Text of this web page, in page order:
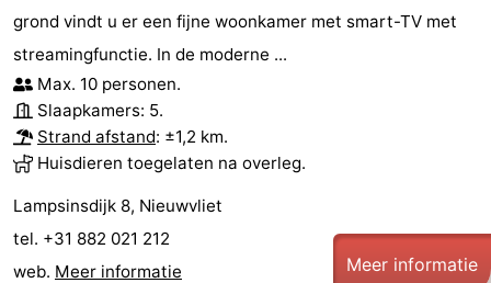
grond vindt u er een fijne woonkamer met smart-TV met
streamingfunctie. In de moderne ...
Max. 10 personen.
Slaapkamers: 5.
Strand afstand: ±1,2 km.
Huisdieren toegelaten na overleg.
Lampsinsdijk 8, Nieuwvliet
tel. +31 882 021 212
web. Meer informatie Meer informatie